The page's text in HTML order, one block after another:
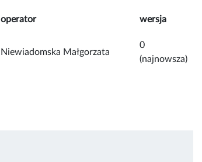
operator wersja
Niewiadomska Małgorzata
0
(najnowsza)